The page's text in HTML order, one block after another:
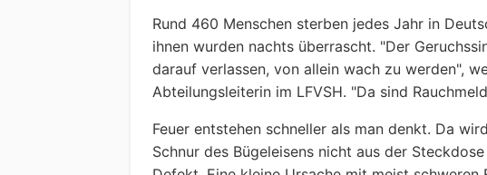
Rund 460 Menschen sterben jedes Jahr in
ihnen wurden nachts überrascht. "Der
darauf verlassen, von allein wach zu werden",
Abteilungsleiterin im LFVSH. "Da sind
Feuer entstehen schneller als man denkt. Da
Schnur des Bügeleisens nicht aus der